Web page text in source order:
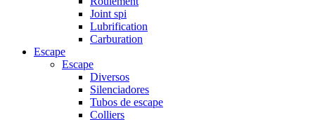
Joint spi
Lubrification
Carburation
Escape
Escape
Diversos
Silenciadores
Tubos de escape
Colliers